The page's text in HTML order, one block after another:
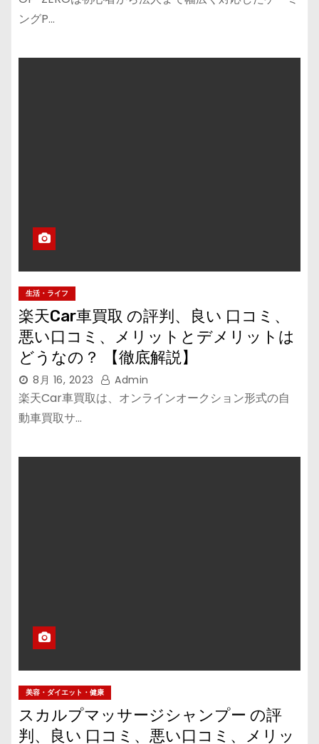
ングP…
生活・ライフ
楽天Car車買取 の評判、良い 口コミ、
悪い口コミ、メリットとデメリットは
どうなの？ 【徹底解説】
8月 16, 2023 Admin
楽天Car車買取は、オンラインオークション形式の自
動車買取サ…
美容・ダイエット・健康
スカルプマッサージシャンプー の評
判、良い 口コミ、悪い口コミ、メリッ